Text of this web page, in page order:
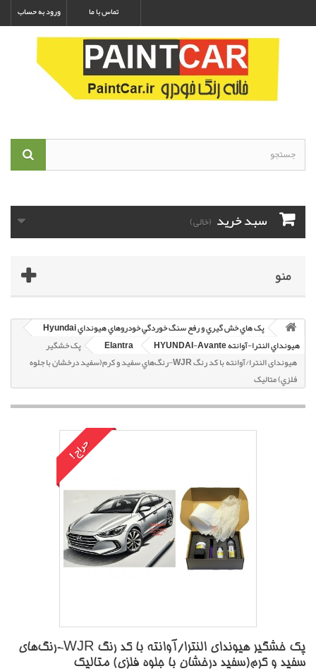
ورود به حساب تماس با ما
سبد خرید (خالی)
منو
پک هاي خش گيري و رفع سنگ خوردگي خودروهاي هيونداي Hyundai
هيونداي النترا-آوانته HYUNDAI-Avante
Elantra
پک خشگير
هیوندای النترا/آوانته با کد رنگ WJR-رنگ‌هاي سفيد و کرم(سفيد درخشان با جلوه
فلزي) متاليک
حراج!
پک خشگير هیوندای النترا/آوانته با کد رنگ WJR-رنگ‌هاي
سفيد و کرم(سفيد درخشان با جلوه فلزي) متاليک